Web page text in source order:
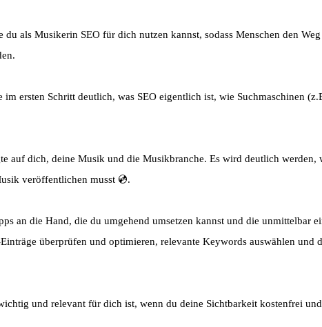
du als Musikerin SEO für dich nutzen kannst, sodass Menschen den
im ersten Schritt deutlich, was SEO eigentlich ist, wie Suchmaschinen
auf dich, deine Musik und die Musikbranche. Es wird deutlich
veröffentlichen musst 💿.
an die Hand, die du umgehend umsetzen kannst und die unmittelbar
überprüfen und optimieren, relevante Keywords auswählen und
und relevant für dich ist, wenn du deine Sichtbarkeit kostenfrei und